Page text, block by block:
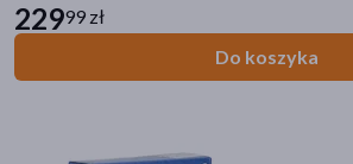
22999 zł
Do koszyka
pokaż więcej
Działanie/właściwości
(319)